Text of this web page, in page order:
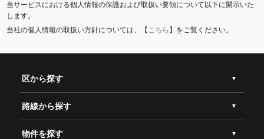
当サービスにおける個人情報の保護および取扱い要領について以下に開示いた
します。
当社の個人情報の取扱い方針については、【こちら 】をご覧ください。
区から探す
路線から探す
物件を探す